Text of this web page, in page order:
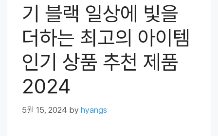
기 블랙 일상에 빛을
더하는 최고의 아이템
인기 상품 추천 제품
2024
5월 15, 2024 by hyangs